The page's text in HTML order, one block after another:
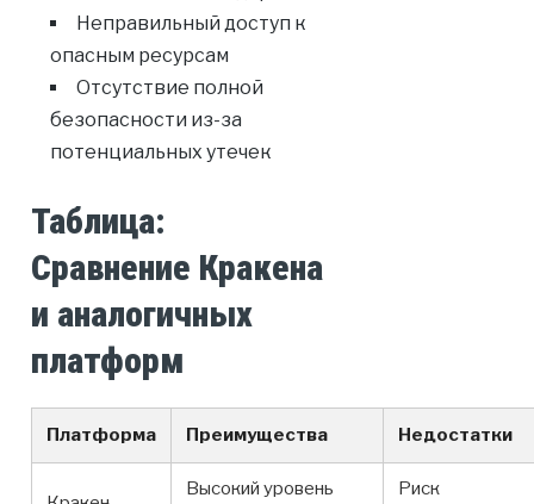
Неправильный доступ к
опасным ресурсам
Отсутствие полной
безопасности из-за
потенциальных утечек
Таблица:
Сравнение Кракена
и аналогичных
платформ
Платформа Преимущества Недостатки
Высокий уровень
Риск